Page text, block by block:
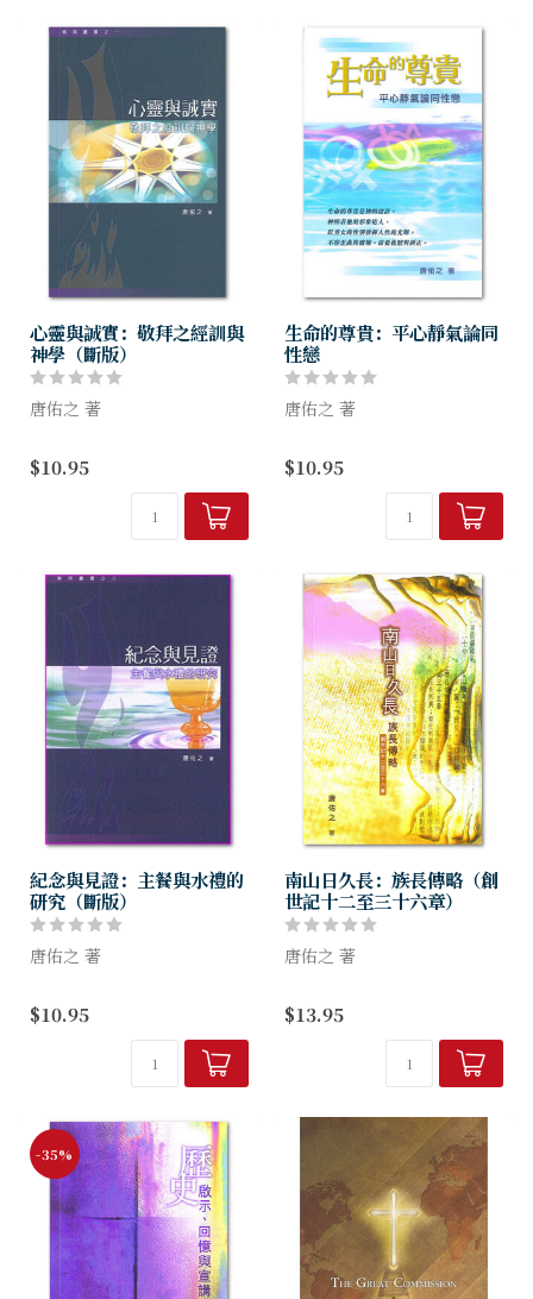
心靈與誠實：敬拜之經訓與
神學（斷版）
唐佑之 著
寫成一系列崇拜叢書，探討崇
拜、守主日、宣講及禮儀等課
題。每冊分題論述、篇幅不
長、容易閱讀，引導崇拜者對
$10.95
生命的尊貴：平心靜氣論同
性戀
唐佑之 著
近年更為社會文化一種變遷的
現象。同性戀者有不少自承為
蒙恩得救的信徒，甚至專有同
性戀的教會與教牧同工。筆者
$10.95
紀念與見證：主餐與水禮的
研究（斷版）
唐佑之 著
兩種禮儀不同的傳統和形式，
以幫助教會及信徒建立正確的
態度，領受當中的祝福。
$10.95
南山日久長：族長傳略（創
世記十二至三十六章）
唐佑之 著
為創世歷史， 第二部分為族
長歷史(十二至五十章)，則記
述神揀選的恩典。族長，從廣
義來說，是指早期的聖徒，但
$13.95
-35%